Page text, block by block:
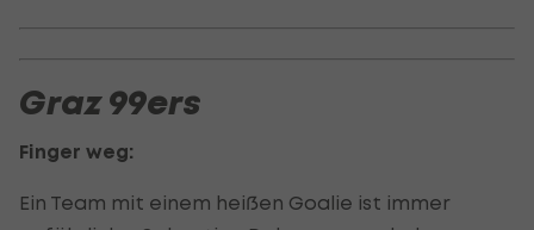
Graz 99ers
Finger weg:
Ein Team mit einem heißen Goalie ist immer